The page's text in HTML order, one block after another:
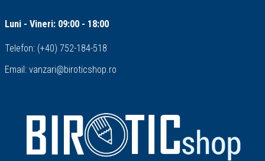
Luni - Vineri: 09:00 - 18:00
Telefon: (+40) 752-184-518
Email: vanzari@biroticshop.ro